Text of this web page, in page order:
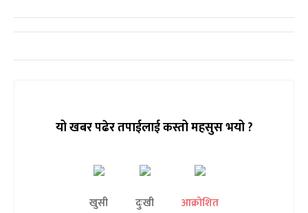
यो खबर पढेर तपाईलाई कस्तो महसुस भयो ?
खुसी दुःखी आक्रोशित